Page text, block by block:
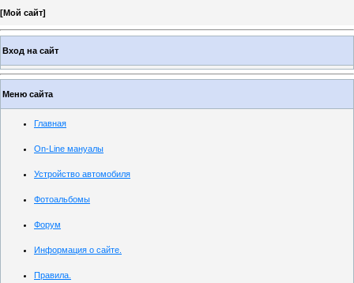
[Мой сайт]
Вход на сайт
Меню сайта
Главная
On-Line мануалы
Устройство автомобиля
Фотоальбомы
Форум
Информация о сайте.
Правила.